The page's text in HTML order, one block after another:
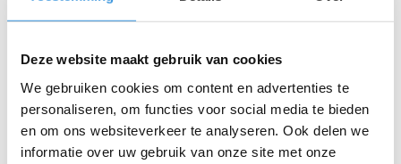
Deze website maakt gebruik van cookies
We gebruiken cookies om content en advertenties te
personaliseren, om functies voor social media te bieden
en om ons websiteverkeer te analyseren. Ook delen we
informatie over uw gebruik van onze site met onze